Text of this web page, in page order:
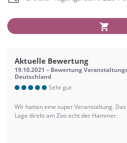
Aktuelle Bewertung
19.10.2021 – Bewertung
Deutschland
Sehr gut
Wir hatten eine super Veranstaltung.
Lage direkt am Zoo echt der Hammer.